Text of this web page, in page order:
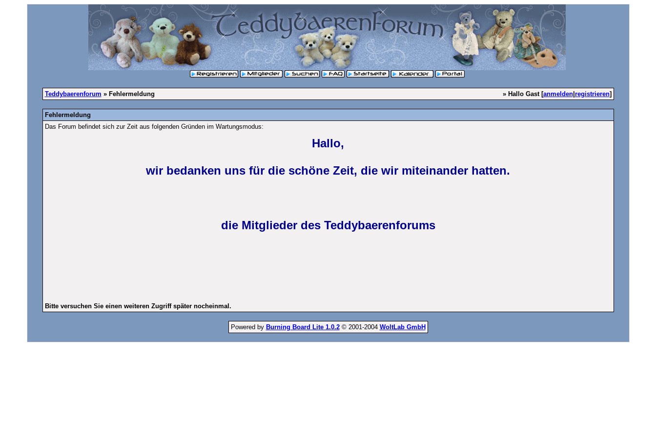
Teddybaerenforum » Fehlermeldung » Hallo Gast [anmelden| registrieren]
Fehlermeldung
Das Forum befindet sich zur Zeit aus folgenden Gründen im Wartungsmodus:
Hallo,
wir bedanken uns für die schöne Zeit, die wir miteinander hatten.
die Mitglieder des Teddybaerenforums
Bitte versuchen Sie einen weiteren Zugriff später nocheinmal.
Powered by Burning Board Lite 1.0.2© 2001-2004 WoltLab GmbH